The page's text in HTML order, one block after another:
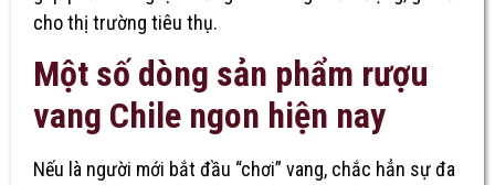
cho thị trường tiêu thụ.
Một số dòng sản phẩm rượu
vang Chile ngon hiện nay
Nếu là người mới bắt đầu “chơi” vang, chắc hẳn sự đa